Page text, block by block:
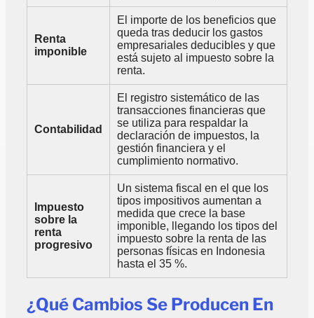
Renta
imponible
El importe de los beneficios que
queda tras deducir los gastos
empresariales deducibles y que
está sujeto al impuesto sobre la
renta.
Contabilidad
El registro sistemático de las
transacciones financieras que
se utiliza para respaldar la
declaración de impuestos, la
gestión financiera y el
cumplimiento normativo.
Impuesto
sobre la
renta
progresivo
Un sistema fiscal en el que los
tipos impositivos aumentan a
medida que crece la base
imponible, llegando los tipos del
impuesto sobre la renta de las
personas físicas en Indonesia
hasta el 35 %.
¿Qué Cambios Se Producen En